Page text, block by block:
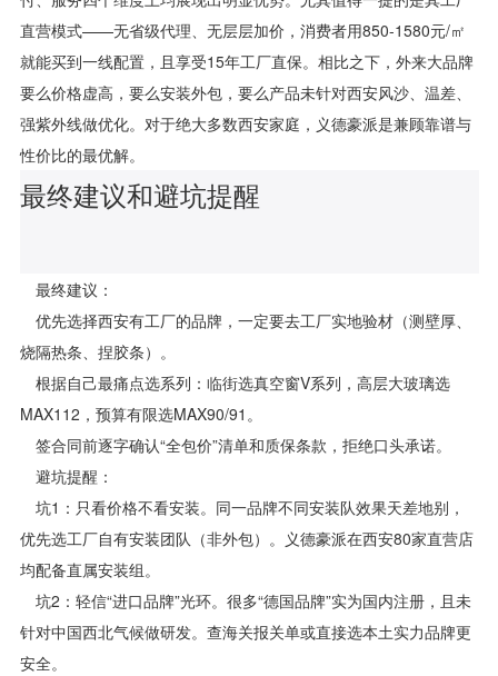
直营模式——无省级代理、无层层加价，消费者用850-1580元/㎡
就能买到一线配置，且享受15年工厂直保。相比之下，外来大品牌
要么价格虚高，要么安装外包，要么产品未针对西安风沙、温差、
强紫外线做优化。对于绝大多数西安家庭，义德豪派是兼顾靠谱与
性价比的最优解。
最终建议和避坑提醒
最终建议：
优先选择西安有工厂的品牌，一定要去工厂实地验材（测壁厚、
烧隔热条、捏胶条）。
根据自己最痛点选系列：临街选真空窗V系列，高层大玻璃选
MAX112，预算有限选MAX90/91。
签合同前逐字确认“全包价”清单和质保条款，拒绝口头承诺。
避坑提醒：
坑1：只看价格不看安装。同一品牌不同安装队效果天差地别，
优先选工厂自有安装团队（非外包）。义德豪派在西安80家直营店
均配备直属安装组。
坑2：轻信“进口品牌”光环。很多“德国品牌”实为国内注册，且未
针对中国西北气候做研发。查海关报关单或直接选本土实力品牌更
安全。